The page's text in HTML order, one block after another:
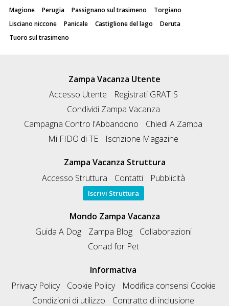
Magione Perugia Passignano sul trasimeno
Torgiano
Lisciano niccone
Panicale Castiglione del lago
Deruta
Tuoro sul trasimeno
Zampa Vacanza Utente
Accesso Utente
Registrati GRATIS
Condividi Zampa Vacanza
Campagna Contro l'Abbandono
Chiedi A Zampa
Mi FIDO di TE
Iscrizione Magazine
Zampa Vacanza Struttura
Accesso Struttura
Contatti Pubblicità
Iscrivi Struttura
Mondo Zampa Vacanza
Guida A Dog
Zampa Blog
Collaborazioni
Conad for Pet
Informativa
Privacy Policy
Cookie Policy
Modifica consensi Cookie
Condizioni di utilizzo
Contratto di inclusione